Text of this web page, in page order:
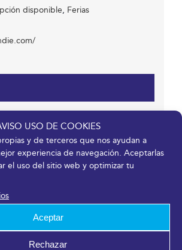
USO DE COOKIES
y de terceros que nos ayudan a
experiencia de navegación. Aceptarlas
el uso del sitio web y optimizar tu
Aceptar
Rechazar
disponible, Ferias
y Gasset, 201
29006 España
del Organizador